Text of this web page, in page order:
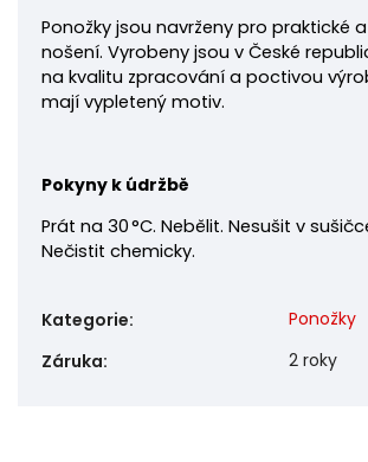
Ponožky jsou navrženy pro praktické
nošení. Vyrobeny jsou v České
na kvalitu zpracování a poctivou
mají vypletený motiv.
Pokyny k údržbě
Prát na 30 °C. Nebělit. Nesušit v
Nečistit chemicky.
Kategorie:
Ponožky
Záruka: 2 roky